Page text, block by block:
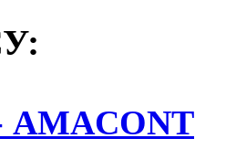
AMACONT